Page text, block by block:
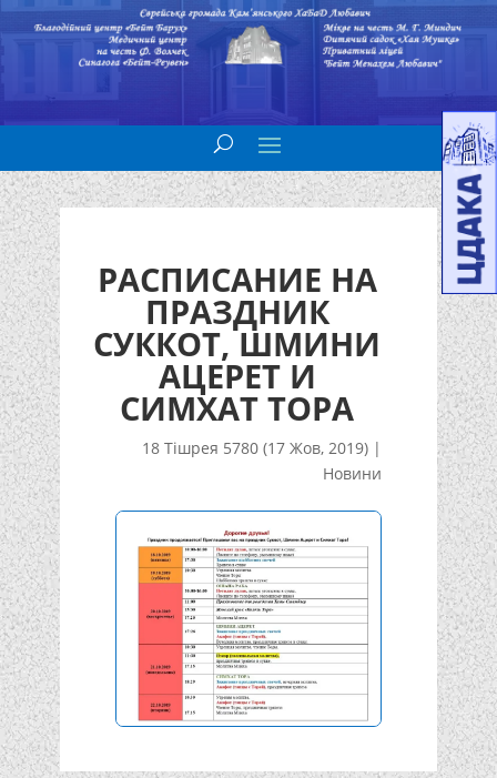
РАСПИСАНИЕ НА
ПРАЗДНИК
СУККОТ, ШМИНИ
АЦЕРЕТ И
СИМХАТ ТОРА
18 Тішрея 5780 (17 Жов, 2019) |
Новини